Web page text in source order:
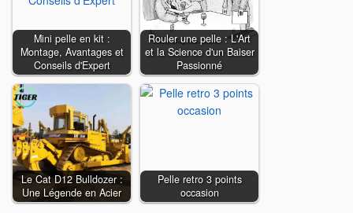
Mini pelle en kit :
Montage, Avantages et
Conseils d'Expert
Rouler une pelle : L'Art
et la Science d'un Baiser
Passionné
Le Cat D12 Bulldozer :
Une Légende en Acier
Pelle retro 3 points
occasion